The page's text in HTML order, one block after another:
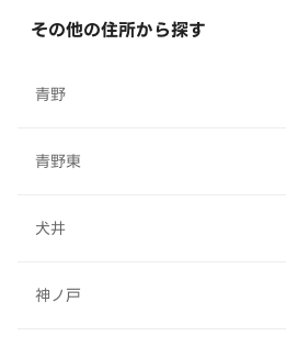
その他の住所から探す
青野
青野東
犬井
神ノ戸